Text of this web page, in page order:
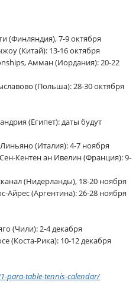
(Финляндия), 7-9 октября
(Китай): 13-16 октября
Амман (Иордания): 20-22
(Польша): 28-30 октября
(Египет): даты будут
(Италия): 4-7 ноября
Сен-Кентен ан Ивелин (Франция): 9-
(Нидерланды), 18-20 ноября
Айрес (Аргентина): 26-28 ноября
(Чили): 2-4 декабря
(Коста-Рика): 10-12 декабря
para-table-tennis-calendar/